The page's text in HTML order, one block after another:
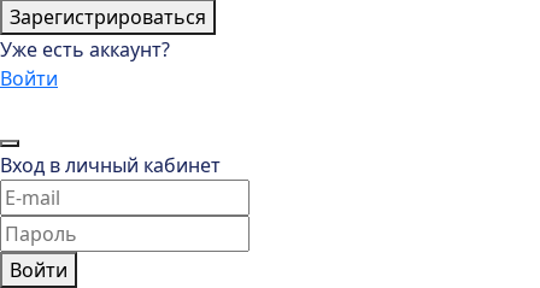
Зарегистрироваться
Уже есть аккаунт?
Войти
Вход в личный кабинет
Войти